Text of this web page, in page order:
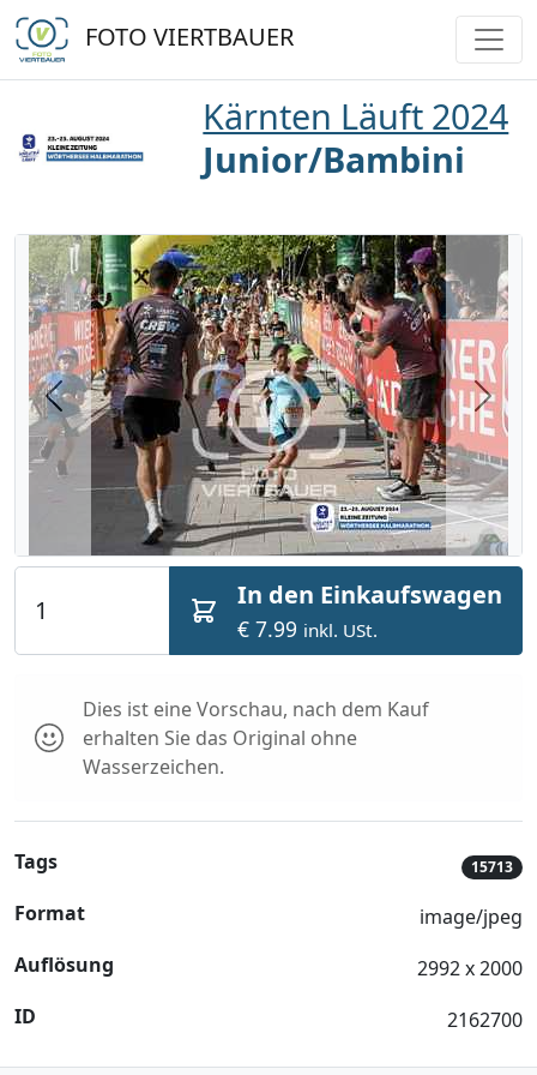
FOTO VIERTBAUER
Kärnten Läuft 2024
Junior/Bambini
Previous Next
In den Einkaufswagen
€ 7.99 inkl. USt.
Dies ist eine Vorschau, nach dem Kauf
erhalten Sie das Original ohne
Wasserzeichen.
Tags 15713
Format
image/jpeg
Auflösung
2992 x 2000
ID
2162700